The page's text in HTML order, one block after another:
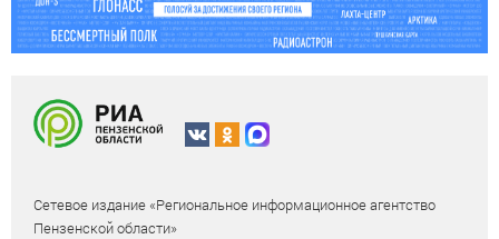
Сетевое издание «Региональное информационное агентство
Пензенской области»